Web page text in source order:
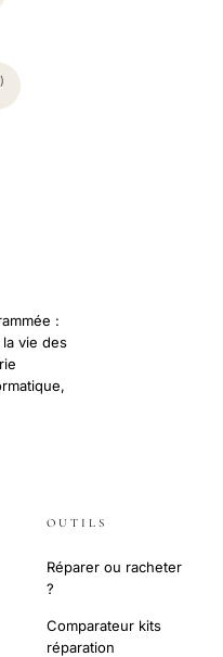
:
vie des
OUTILS
Réparer ou racheter
?
Comparateur kits
réparation